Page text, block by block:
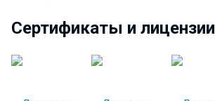
Сертификаты и лицензии